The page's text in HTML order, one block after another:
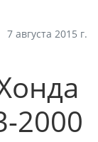
7 августа 2015 г.
2000